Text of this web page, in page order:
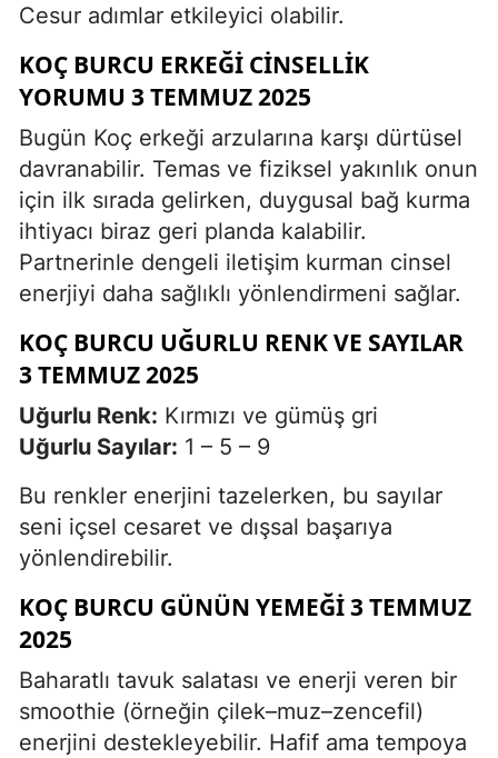
Cesur adımlar etkileyici olabilir.
KOÇ BURCU ERKEĞI CINSELLIK
YORUMU 3 TEMMUZ 2025
Bugün Koç erkeği arzularına karşı dürtüsel
davranabilir. Temas ve fiziksel yakınlık onun
için ilk sırada gelirken, duygusal bağ kurma
ihtiyacı biraz geri planda kalabilir.
Partnerinle dengeli iletişim kurman cinsel
enerjiyi daha sağlıklı yönlendirmeni sağlar.
KOÇ BURCU UĞURLU RENK VE SAYILAR
3 TEMMUZ 2025
Uğurlu Renk: Kırmızı ve gümüş gri
Uğurlu Sayılar: 1 – 5 – 9
Bu renkler enerjini tazelerken, bu sayılar
seni içsel cesaret ve dışsal başarıya
yönlendirebilir.
KOÇ BURCU GÜNÜN YEMEĞI 3 TEMMUZ
2025
Baharatlı tavuk salatası ve enerji veren bir
smoothie (örneğin çilek–muz–zencefil)
enerjini destekleyebilir. Hafif ama tempoya